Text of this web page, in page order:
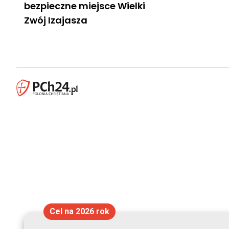
bezpieczne miejsce Wielki
Zwój Izajasza
Cel na 2026 rok